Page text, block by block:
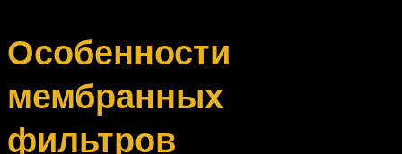
Особенности
мембранных
фильтров